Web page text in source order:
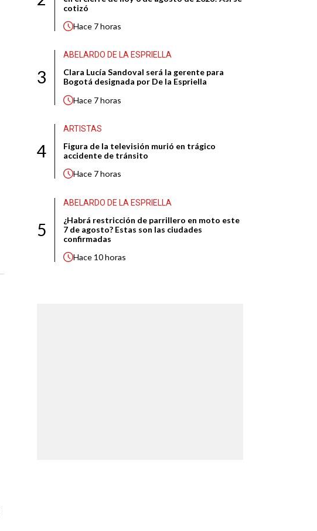
cotizó
Hace 7 horas
3
ABELARDO DE LA ESPRIELLA
Clara Lucía Sandoval será la gerente para
Bogotá designada por De la Espriella
Hace 7 horas
4
ARTISTAS
Figura de la televisión murió en trágico
accidente de tránsito
Hace 7 horas
5
ABELARDO DE LA ESPRIELLA
¿Habrá restricción de parrillero en moto este
7 de agosto? Estas son las ciudades
confirmadas
Hace 10 horas